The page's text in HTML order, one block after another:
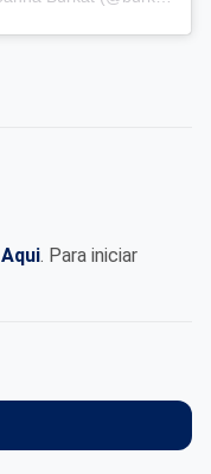
Aqui. Para iniciar